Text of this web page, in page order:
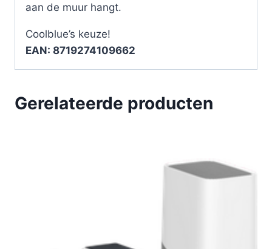
aan de muur hangt.
Coolblue’s keuze!
EAN: 8719274109662
Gerelateerde producten